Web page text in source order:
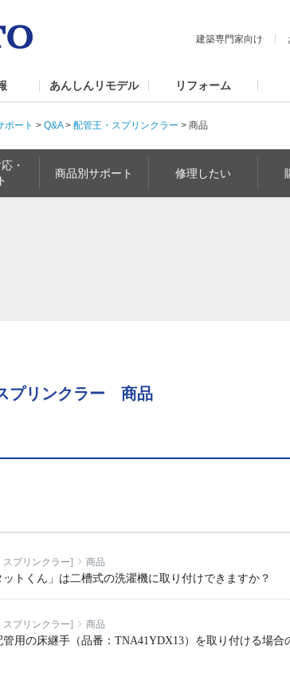
建築専門家向け
あんしんリモデル リフォーム
ポート > Q&A> 配管王・スプリンクラー > 商品
・
商品別サポート 修理したい
プリンクラー 商品
スプリンクラー] 商品
ットくん」は二槽式の洗濯機に取り付けできますか？
スプリンクラー] 商品
管用の床継手（品番：TNA41YDX13）を取り付ける場合